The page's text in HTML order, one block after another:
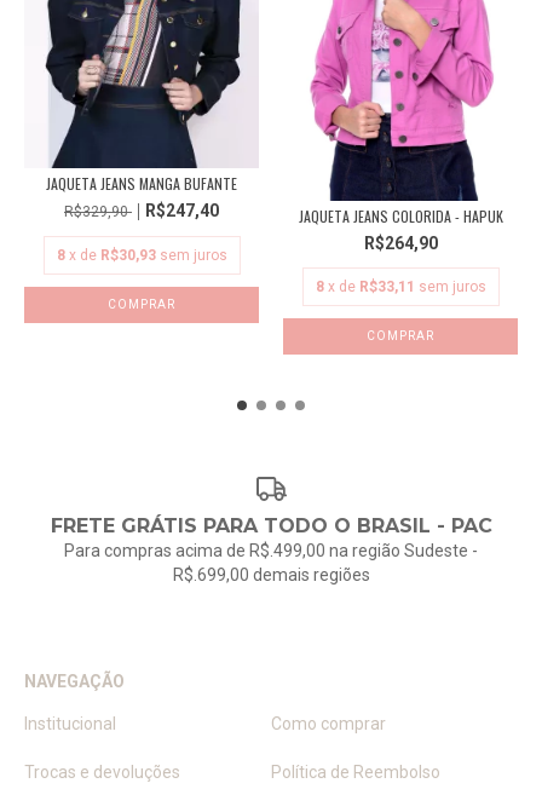
JAQUETA JEANS MANGA BUFANTE
R$329,90 R$247,40
8 x de R$30,93 sem juros
COMPRAR
JAQUETA JEANS COLORIDA - HAPUK
R$264,90
8 x de R$33,11 sem juros
COMPRAR
FRETE GRÁTIS PARA TODO O BRASIL - PAC
Para compras acima de R$.499,00 na região Sudeste -
R$.699,00 demais regiões
NAVEGAÇÃO
Institucional Como comprar
Trocas e devoluções Política de Reembolso